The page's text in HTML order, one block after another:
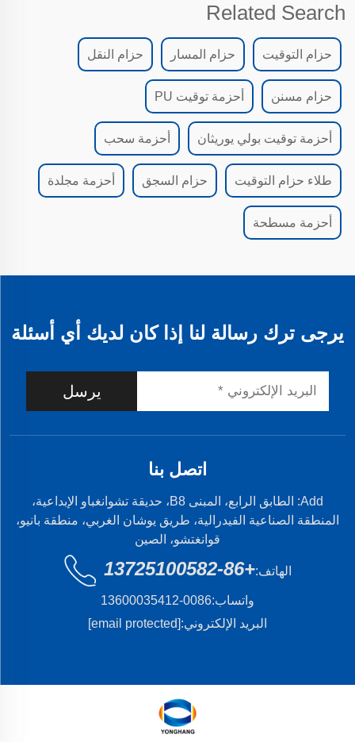
Related Search
حزام التوقيت حزام المسار حزام النقل
حزام مسنن أحزمة توقيت PU
أحزمة توقيت بولي يوريثان أحزمة سحب
طلاء حزام التوقيت حزام السجق أحزمة مجلدة
أحزمة مسطحة
يرجى ترك رسالة لنا إذا كان لديك أي أسئلة
يرسل
اتصل بنا
Add: الطابق الرابع، المبنى B8، حديقة تشوانغباو الإبداعية،
المنطقة الصناعية الفيدرالية، طريق يوشان الغربي، منطقة بانيو،
قوانغتشو، الصين
الهاتف:+86-13725100582
واتساب:0086-13600035412
البريد الإلكتروني:[email protected]